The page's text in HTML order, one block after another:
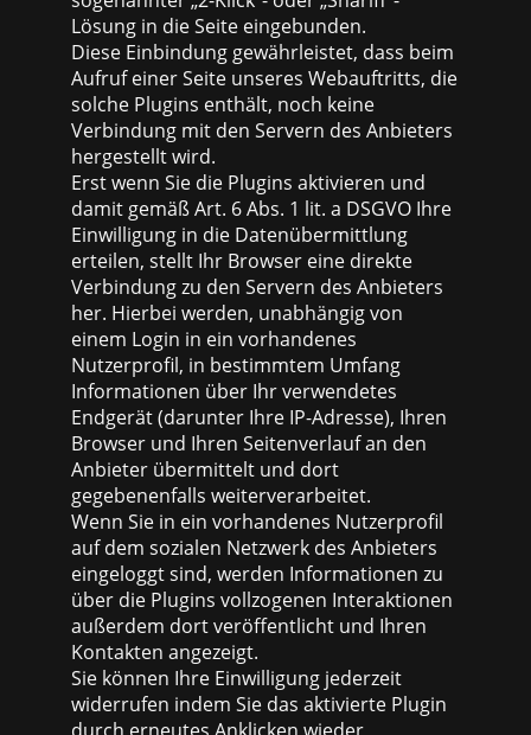
Lösung in die Seite eingebunden.
Diese Einbindung gewährleistet, dass beim
Aufruf einer Seite unseres Webauftritts, die
solche Plugins enthält, noch keine
Verbindung mit den Servern des Anbieters
hergestellt wird.
Erst wenn Sie die Plugins aktivieren und
damit gemäß Art. 6 Abs. 1 lit. a DSGVO Ihre
Einwilligung in die Datenübermittlung
erteilen, stellt Ihr Browser eine direkte
Verbindung zu den Servern des Anbieters
her. Hierbei werden, unabhängig von
einem Login in ein vorhandenes
Nutzerprofil, in bestimmtem Umfang
Informationen über Ihr verwendetes
Endgerät (darunter Ihre IP-Adresse), Ihren
Browser und Ihren Seitenverlauf an den
Anbieter übermittelt und dort
gegebenenfalls weiterverarbeitet.
Wenn Sie in ein vorhandenes Nutzerprofil
auf dem sozialen Netzwerk des Anbieters
eingeloggt sind, werden Informationen zu
über die Plugins vollzogenen Interaktionen
außerdem dort veröffentlicht und Ihren
Kontakten angezeigt.
Sie können Ihre Einwilligung jederzeit
widerrufen indem Sie das aktivierte Plugin